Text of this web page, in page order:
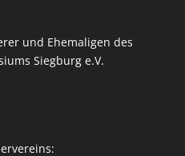
und Ehemaligen des
Siegburg e.V.